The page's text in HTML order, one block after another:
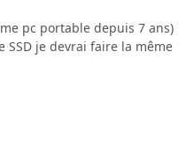
pc portable depuis 7 ans)
SSD je devrai faire la même